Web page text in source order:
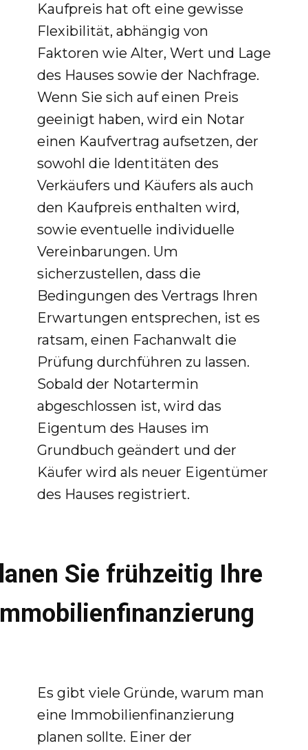
Kaufpreis hat oft eine gewisse
Flexibilität, abhängig von
Faktoren wie Alter, Wert und Lage
des Hauses sowie der Nachfrage.
Wenn Sie sich auf einen Preis
geeinigt haben, wird ein Notar
einen Kaufvertrag aufsetzen, der
sowohl die Identitäten des
Verkäufers und Käufers als auch
den Kaufpreis enthalten wird,
sowie eventuelle individuelle
Vereinbarungen. Um
sicherzustellen, dass die
Bedingungen des Vertrags Ihren
Erwartungen entsprechen, ist es
ratsam, einen Fachanwalt die
Prüfung durchführen zu lassen.
Sobald der Notartermin
abgeschlossen ist, wird das
Eigentum des Hauses im
Grundbuch geändert und der
Käufer wird als neuer Eigentümer
des Hauses registriert.
Sie frühzeitig Ihre
Es gibt viele Gründe, warum man
eine Immobilienfinanzierung
planen sollte. Einer der